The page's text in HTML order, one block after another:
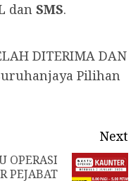
dan SMS.
DITERIMA DAN
Pilihan
Next
OPERASI
PEJABAT